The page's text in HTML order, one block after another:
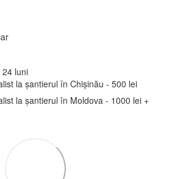
luni
la șantierul în Chișinău - 500 lei
la șantierul în Moldova - 1000 lei +